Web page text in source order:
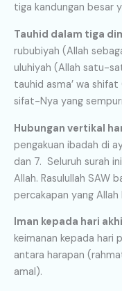
tiga kandungan besar
Tauhid dalam tiga
rububiyah (Allah
uluhiyah (Allah satu-
tauhid asma’ wa
sifat-Nya yang
Hubungan vertikal
pengakuan ibadah di
dan 7. Seluruh surah
Allah. Rasulullah SAW
percakapan yang
Iman kepada hari
keimanan kepada hari
antara harapan
amal).